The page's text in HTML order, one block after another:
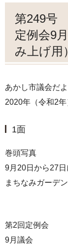
第249号
定例会9
み上げ用）
あかし市議会だ
2020年（令和2
1面
巻頭写真
9月20日から27
まちなみガーデ
第2回定例会
9月議会